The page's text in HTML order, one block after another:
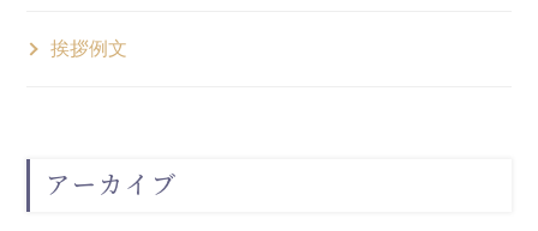
挨拶例文
アーカイブ